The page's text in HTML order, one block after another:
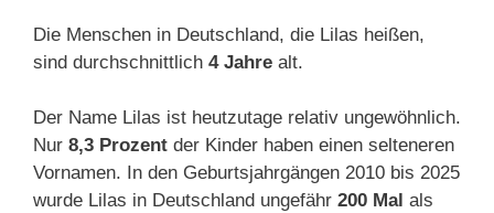
Die Menschen in Deutschland, die Lilas heißen,
sind durchschnittlich 4 Jahre alt.
Der Name Lilas ist heutzutage relativ ungewöhnlich.
Nur 8,3 Prozent der Kinder haben einen selteneren
Vornamen. In den Geburtsjahrgängen 2010 bis 2025
wurde Lilas in Deutschland ungefähr 200 Mal als